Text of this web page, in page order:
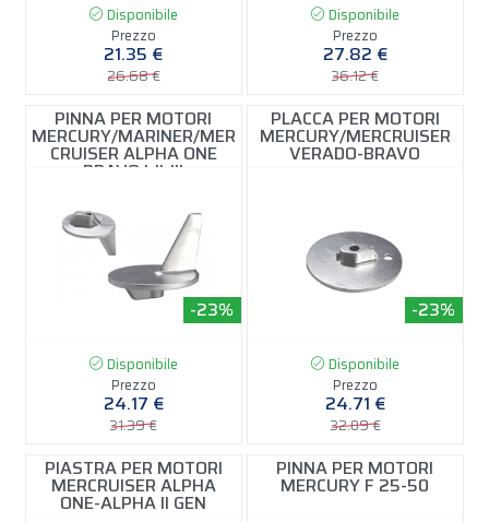
Disponibile
Prezzo
21.35 €
26.68 €
Disponibile
Prezzo
27.82 €
36.12 €
PINNA PER MOTORI
MERCURY/MARINER/MER
CRUISER ALPHA ONE
BRAVO I-II-III
-23%
Disponibile
Prezzo
24.17 €
31.39 €
PLACCA PER MOTORI
MERCURY/MERCRUISER
VERADO-BRAVO
-23%
Disponibile
Prezzo
24.71 €
32.09 €
PIASTRA PER MOTORI
MERCRUISER ALPHA
ONE-ALPHA II GEN
PINNA PER MOTORI
MERCURY F 25-50